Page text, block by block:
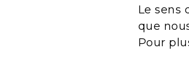
Le sens
que
Pour